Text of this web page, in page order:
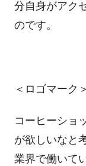
分自身がアク
のです。
＜ロゴマーク＞
コーヒーショ
が欲しいなと
業界で働いて